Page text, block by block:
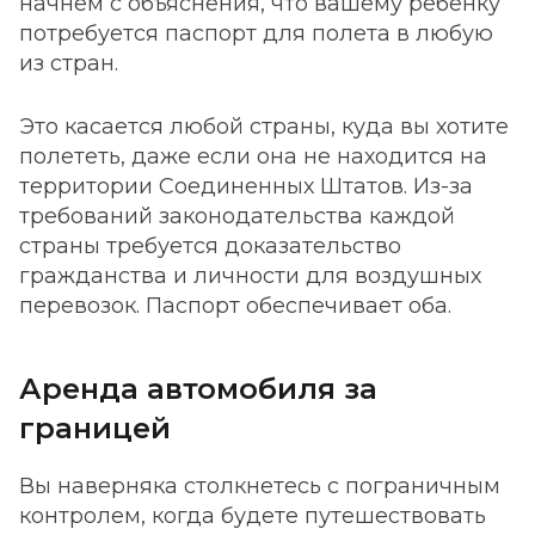
потребуется паспорт для полета в любую
из стран.
Это касается любой страны, куда вы хотите
полететь, даже если она не находится на
территории Соединенных Штатов. Из-за
требований законодательства каждой
страны требуется доказательство
гражданства и личности для воздушных
перевозок. Паспорт обеспечивает оба.
Аренда автомобиля за
границей
Вы наверняка столкнетесь с пограничным
контролем, когда будете путешествовать